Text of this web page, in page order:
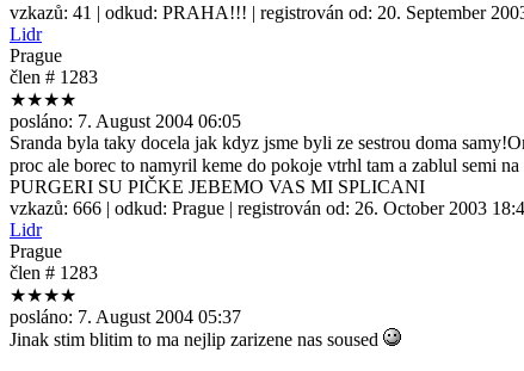
vzkazů: 41 | odkud: PRAHA!!! | registrován od: 20. September
Lidr
Prague
člen # 1283
★★★★
posláno: 7. August 2004 06:05
Sranda byla taky docela jak kdyz jsme byli ze sestrou doma
proc ale borec to namyril keme do pokoje vtrhl tam a zablul semi
PURGERI SU PIČKE JEBEMO VAS MI SPLICANI
vzkazů: 666 | odkud: Prague | registrován od: 26. October 2003
Lidr
Prague
člen # 1283
★★★★
posláno: 7. August 2004 05:37
Jinak stim blitim to ma nejlip zarizene nas soused